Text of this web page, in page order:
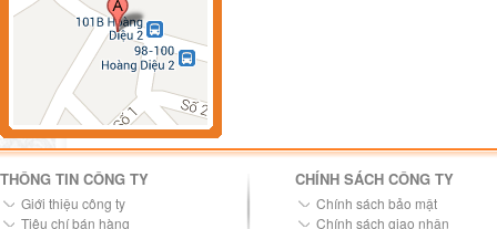
THÔNG TIN CÔNG TY
Giới thiệu công ty
Tiêu chí bán hàng
CHÍNH SÁCH CÔNG TY
Chính sách bảo mật
Chính sách giao nhận